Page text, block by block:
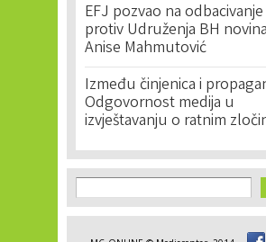
EFJ pozvao na
protiv Udruženja BH
Anise Mahmutović
Između činjenica i
Odgovornost medija u
izvještavanju o ratnim
Search form
Search